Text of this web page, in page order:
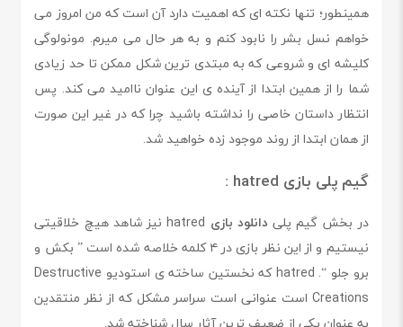
همینطور؛ تنها نکته ای که اهمیت دارد آن است که من امروز می
خواهم نسل بشر را نابود کنم و به هر حال می میرم. مونولوگی
کلیشه ای و شروعی که به مبتدی ترین شکل ممکن تا حد زیادی
شما را از همین ابتدا از آینده ی این عنوان ناامید می کند. پس
انتظار داستان خاصی را نداشته باشید چرا که در غیر این صورت
از همان ابتدا از روند موجود زده خواهید شد.
گیم پلی بازی hatred :
در بخش گیم پلی دانلود بازی
hatred نیز شاهد هیچ خلاقیتی
نیستیم و از این نظر بازی در ۴ کلمه خلاصه شده است ” بکش و
برو جلو “. hatred که نخستین ساخته ی استودیو Destructive
Creations است عنوانی است سراسر مشکل که از نظر منتقدین